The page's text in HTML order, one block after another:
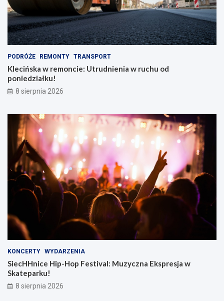
a
k
e
m
PODRÓŻE REMONTY TRANSPORT
Klecińska w remoncie: Utrudnienia w ruchu od
poniedziałku!
8 sierpnia 2026
KONCERTY WYDARZENIA
SiecHHnice Hip-Hop Festival: Muzyczna Ekspresja w
Skateparku!
8 sierpnia 2026